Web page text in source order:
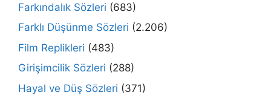
Farkındalık Sözleri (683)
Farklı Düşünme Sözleri (2.206)
Film Replikleri (483)
Girişimcilik Sözleri (288)
Hayal ve Düş Sözleri (371)